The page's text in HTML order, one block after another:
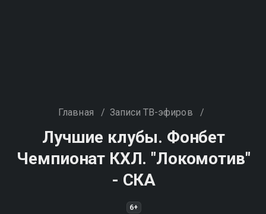
Главная / Записи ТВ-эфиров /
Лучшие клубы. Фонбет
Чемпионат КХЛ. "Локомотив"
- СКА
6+